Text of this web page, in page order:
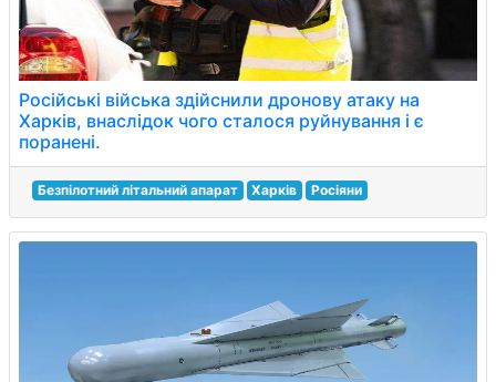
Російські війська здійснили дронову атаку на
Харків, внаслідок чого сталося руйнування і є
поранені.
Безпілотний літальний апарат Харків Росіяни